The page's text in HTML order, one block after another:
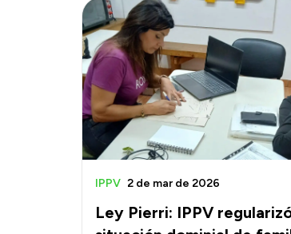
Ley Pierri: IPPV
IPPV 2 de mar de 2026